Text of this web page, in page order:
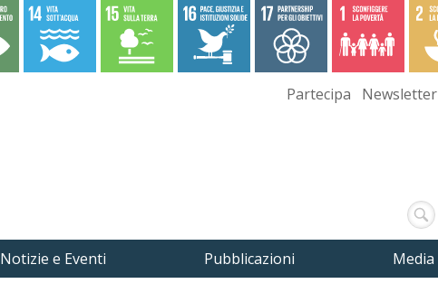
Partecipa Newsletter
Notizie e Eventi Pubblicazioni Media